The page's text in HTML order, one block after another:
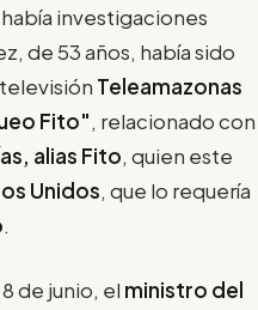
investigaciones
de 53 años, había sido
Teleamazonas
Fito", relacionado con
alias Fito, quien este
Unidos, que lo requería
.
de junio, el ministro del